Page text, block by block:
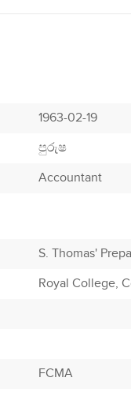
1963-02-19
පුරුෂ
Accountant
S. Thomas'
Royal College,
FCMA